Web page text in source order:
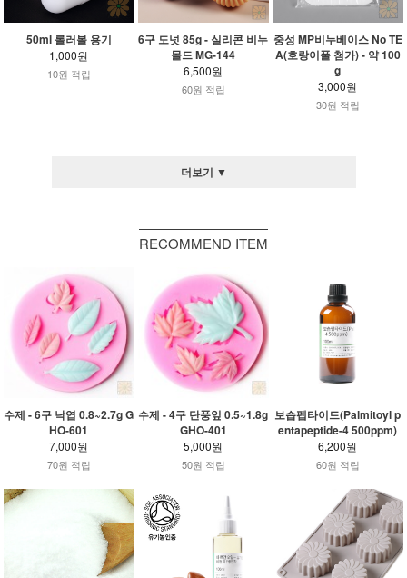
50ml 롤러볼 용기
1,000원
10원 적립
6구 도넛 85g - 실리콘 비누
몰드 MG-144
6,500원
60원 적립
중성 MP비누베이스 No TE
A(호랑이풀 첨가) - 약 100
g
3,000원
30원 적립
더보기 ▼
RECOMMEND ITEM
수제 - 6구 낙엽 0.8~2.7g G
HO-601
7,000원
70원 적립
수제 - 4구 단풍잎 0.5~1.8g
GHO-401
5,000원
50원 적립
보습펩타이드(Palmitoyl p
entapeptide-4 500ppm)
6,200원
60원 적립